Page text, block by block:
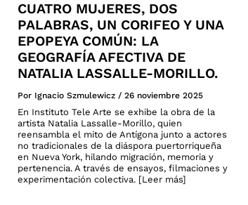
CUATRO MUJERES, DOS
PALABRAS, UN CORIFEO Y UNA
EPOPEYA COMÚN: LA
GEOGRAFÍA AFECTIVA DE
NATALIA LASSALLE-MORILLO.
Por Ignacio Szmulewicz / 26 noviembre 2025
En Instituto Tele Arte se exhibe la obra de la
artista Natalia Lassalle-Morillo, quien
reensambla el mito de Antígona junto a actores
no tradicionales de la diáspora puertorriqueña
en Nueva York, hilando migración, memoria y
pertenencia. A través de ensayos, filmaciones y
experimentación colectiva. [Leer más]